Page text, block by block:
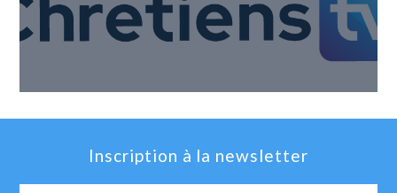
Inscription à la newsletter